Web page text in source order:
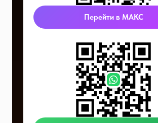
Перейти в МАКС